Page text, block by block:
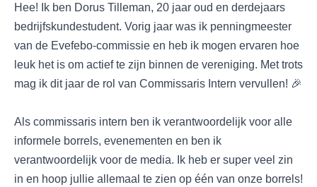
Hee! Ik ben Dorus Tilleman, 20 jaar oud en derdejaars
bedrijfskundestudent. Vorig jaar was ik penningmeester
van de Evefebo-commissie en heb ik mogen ervaren hoe
leuk het is om actief te zijn binnen de vereniging. Met trots
mag ik dit jaar de rol van Commissaris Intern vervullen! 🎉
Als commissaris intern ben ik verantwoordelijk voor alle
informele borrels, evenementen en ben ik
verantwoordelijk voor de media. Ik heb er super veel zin
in en hoop jullie allemaal te zien op één van onze borrels!